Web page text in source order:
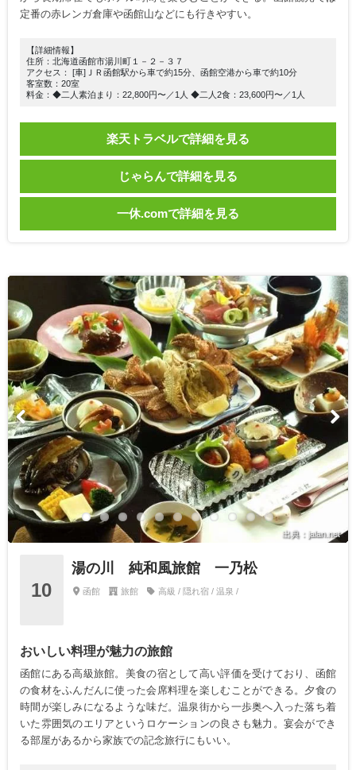
定番の赤レンガ倉庫や函館山などにも行きやすい。
【詳細情報】
住所：北海道函館市湯川町１－２－３７
アクセス： [車]ＪＲ函館駅から車で約15分、函館空港から車で約10分
客室数：20室
料金：◆二人素泊まり：22,800円〜／1人 ◆二人2食：23,600円〜／1人
楽天トラベルで詳細を見る
じゃらんで詳細を見る
一休.comで詳細を見る
出典：jalan.net
10
湯の川 純和風旅館 一乃松
函館 旅館 高級 / 隠れ宿 / 温泉 /
おいしい料理が魅力の旅館
函館にある高級旅館。美食の宿として高い評価を受けており、函館
の食材をふんだんに使った会席料理を楽しむことができる。夕食の
時間が楽しみになるような味だ。温泉街から一歩奥へ入った落ち着
いた雰囲気のエリアというロケーションの良さも魅力。宴会ができ
る部屋があるから家族での記念旅行にもいい。